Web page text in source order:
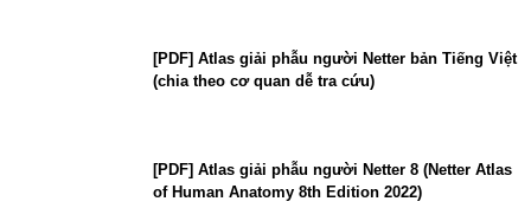
[PDF] Atlas giải phẫu người Netter bản Tiếng Việt
(chia theo cơ quan dễ tra cứu)
[PDF] Atlas giải phẫu người Netter 8 (Netter Atlas
of Human Anatomy 8th Edition 2022)